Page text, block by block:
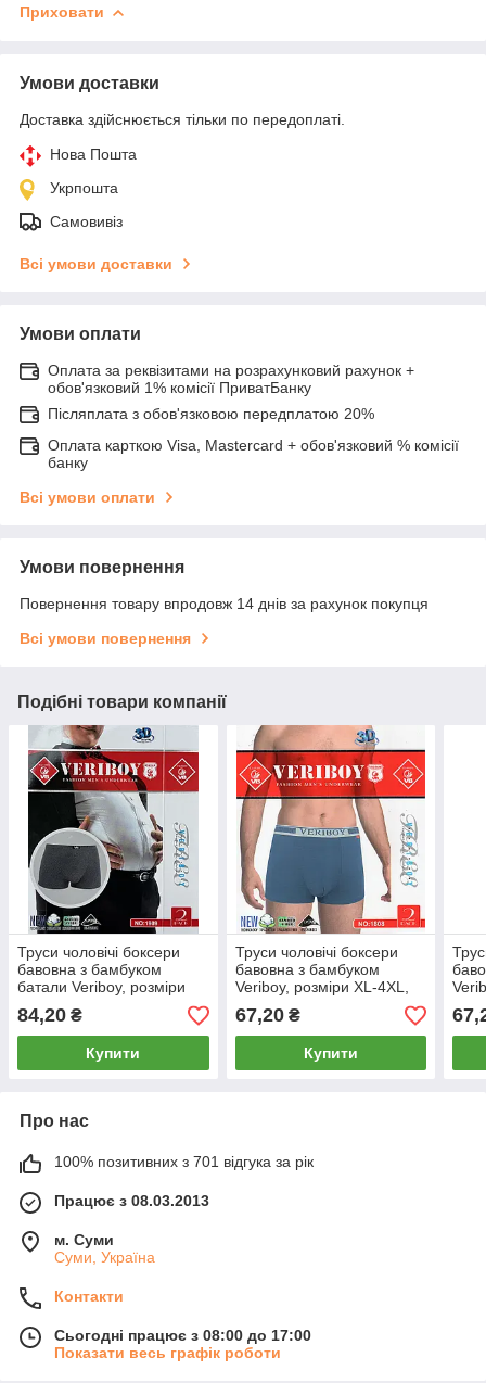
Приховати
Умови доставки
Доставка здійснюється тільки по передоплаті.
Нова Пошта
Укрпошта
Самовивіз
Всі умови доставки
Умови оплати
Оплата за реквізитами на розрахунковий рахунок +
обов'язковий 1% комісії ПриватБанку
Післяплата з обов'язковою передплатою 20%
Оплата карткою Visa, Mastercard + обов'язковий % комісії
банку
Всі умови оплати
Умови повернення
Повернення товару впродовж 14 днів за рахунок покупця
Всі умови повернення
Подібні товари компанії
Труси чоловічі боксери
бавовна з бамбуком
батали Veriboy, розміри
5XL-8XL, асорті, 1909
84,20 ₴
Купити
Труси чоловічі боксери
бавовна з бамбуком
Veriboy, розміри XL-4XL,
асорті, 1808
67,20₴
Купити
Про нас
100% позитивних з 701 відгука за рік
Працює з 08.03.2013
м. Суми
Суми, Україна
Контакти
Сьогодні працює з 08:00 до 17:00
Показати весь графік роботи